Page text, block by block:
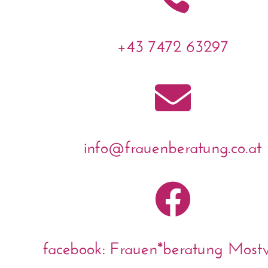
+43 7472 63297

info@frauenberatung.co.at

facebook: Frauen*beratung